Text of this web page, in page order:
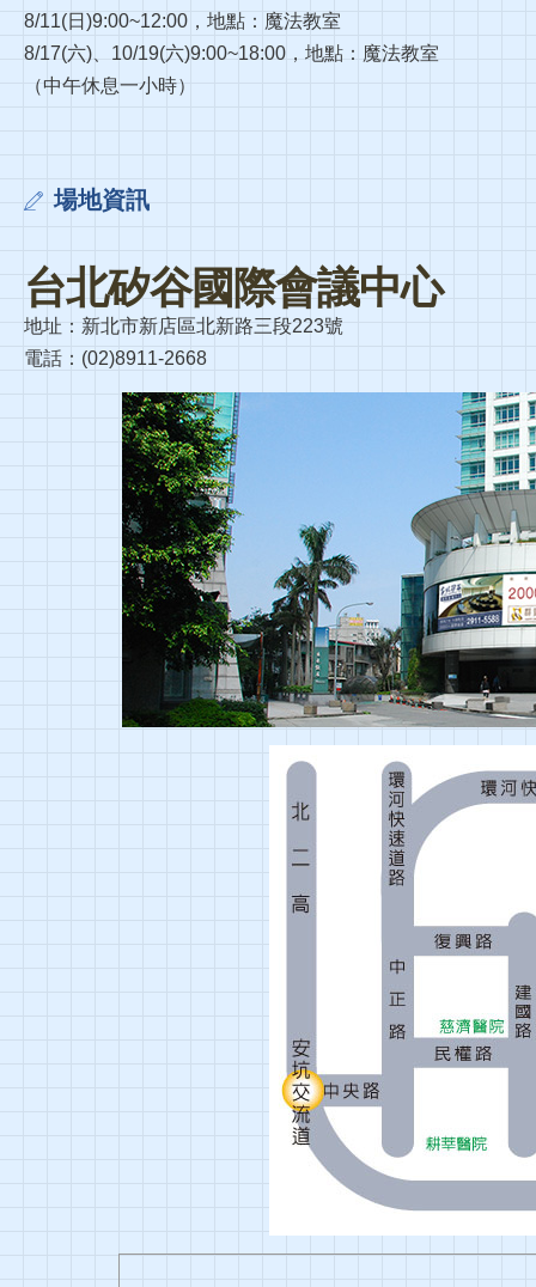
8/11(日)9:00~12:00，地點：魔法教室
8/17(六)、10/19(六)9:00~18:00，地點：魔法教室
（中午休息一小時）
場地資訊
台北矽谷國際會議中心
地址：新北市新店區北新路三段223號
電話：(02)8911-2668